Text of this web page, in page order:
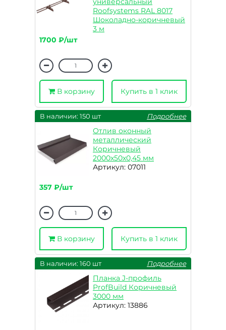
Roofsystems RAL 8017
Шоколадно-коричневый
3 м
1700 ₽/шт
В корзину Купить в 1 клик
В наличии: 150 шт Подробнее
Отлив оконный
металлический
Коричневый
2000х50х0,45 мм
Артикул: 07011
357 ₽/шт
В корзину Купить в 1 клик
В наличии: 160 шт Подробнее
Планка J-профиль
ProfBuild Коричневый
3000 мм
Артикул: 13886